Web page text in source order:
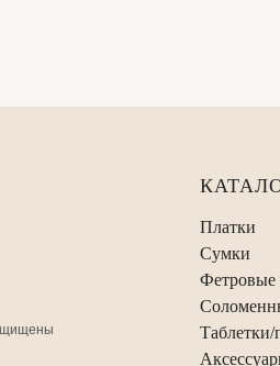
Платки
Сумки
Таблетки/